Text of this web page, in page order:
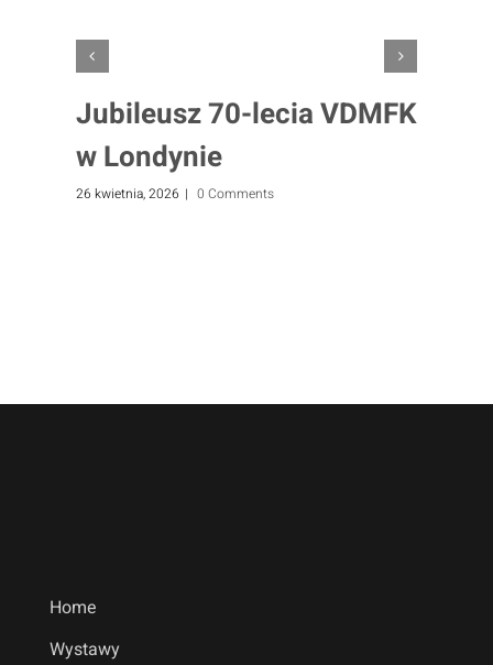
Jubileusz 70-lecia VDMFK
w Londynie
26 kwietnia, 2026 | 0 Comments
Home
Wystawy